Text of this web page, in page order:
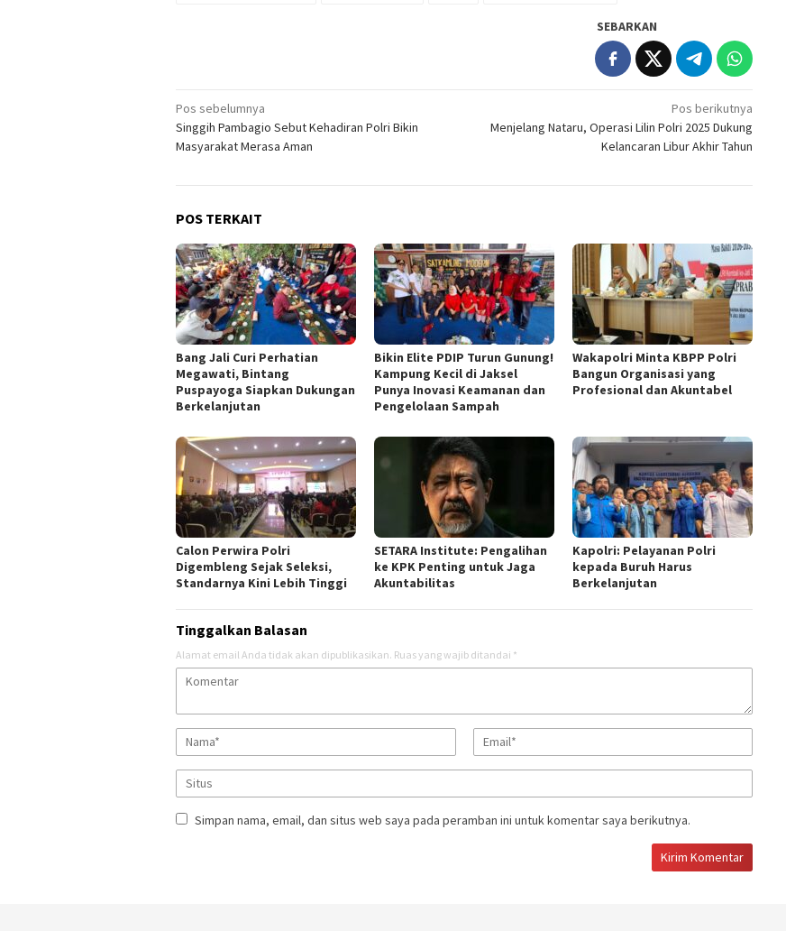
SEBARKAN
Navigasi
pos
Pos sebelumnya
Singgih Pambagio Sebut Kehadiran Polri Bikin
Masyarakat Merasa Aman
Pos berikutnya
Menjelang Nataru, Operasi Lilin Polri 2025 Dukung
Kelancaran Libur Akhir Tahun
POS TERKAIT
Bang Jali Curi Perhatian
Megawati, Bintang
Puspayoga Siapkan Dukungan
Berkelanjutan
Bikin Elite PDIP Turun Gunung!
Kampung Kecil di Jaksel
Punya Inovasi Keamanan dan
Pengelolaan Sampah
Wakapolri Minta KBPP Polri
Bangun Organisasi yang
Profesional dan Akuntabel
Calon Perwira Polri
Digembleng Sejak Seleksi,
Standarnya Kini Lebih Tinggi
SETARA Institute: Pengalihan
ke KPK Penting untuk Jaga
Akuntabilitas
Kapolri: Pelayanan Polri
kepada Buruh Harus
Berkelanjutan
Tinggalkan Balasan
Alamat email Anda tidak akan dipublikasikan. Ruas yang wajib ditandai *
Simpan nama, email, dan situs web saya pada peramban ini untuk komentar saya berikutnya.